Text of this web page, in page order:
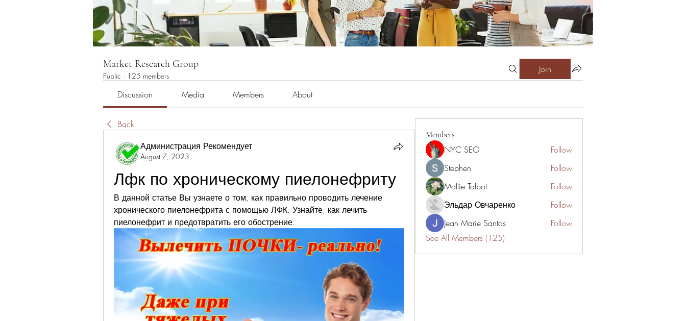
Market Research Group
Public · 125 members
Join
Discussion Media Members About
Back
Администрация Рекомендует
August 7, 2023
Лфк по хроническому пиелонефриту
В данной статье Вы узнаете о том, как правильно проводить лечение
хронического пиелонефрита с помощью ЛФК. Узнайте, как лечить
пиелонефрит и предотвратить его обострение.
Members
NYC SEO
Follow
Stephen
Follow
Mollie Talbot
Follow
Эльдар Овчаренко
Follow
Jean Marie Santos
Follow
See All Members (125)